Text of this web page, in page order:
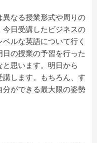
なる授業形式や周りの
日受講したビジネスの
ルな英語について行く
の授業の予習を行った
思います。明日から
します。もちろん、す
ができる最大限の姿勢